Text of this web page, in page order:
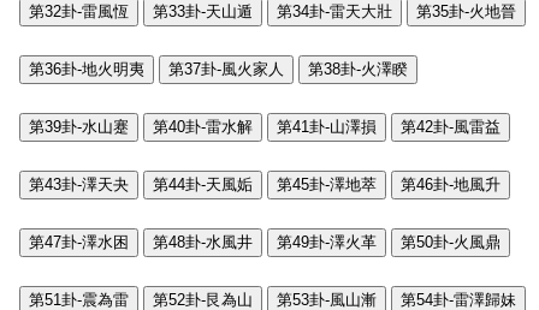
第32卦-雷風恆 第33卦-天山遁 第34卦-雷天大壯 第35卦-火地晉
第36卦-地火明夷 第37卦-風火家人 第38卦-火澤睽
第39卦-水山蹇 第40卦-雷水解 第41卦-山澤損 第42卦-風雷益
第43卦-澤天夬 第44卦-天風姤 第45卦-澤地萃 第46卦-地風升
第47卦-澤水困 第48卦-水風井 第49卦-澤火革 第50卦-火風鼎
第51卦-震為雷 第52卦-艮為山 第53卦-風山漸 第54卦-雷澤歸妹